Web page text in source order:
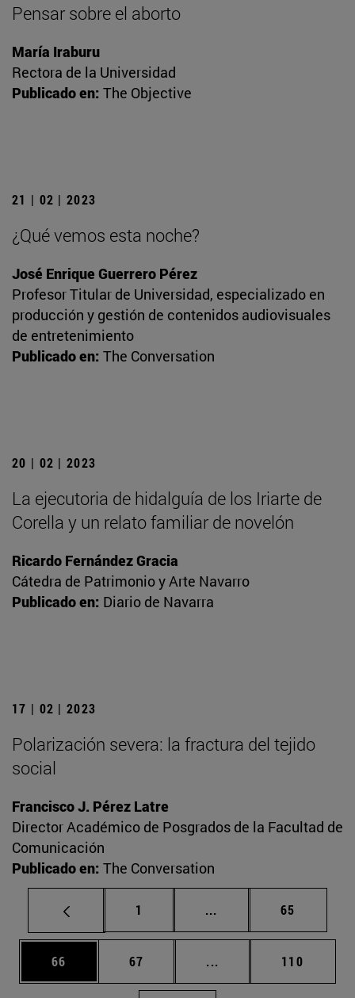
Pensar sobre el aborto
María Iraburu
Rectora de la Universidad
Publicado en: The Objective
21 | 02 | 2023
¿Qué vemos esta noche?
José Enrique Guerrero Pérez
Profesor Titular de Universidad, especializado en
producción y gestión de contenidos audiovisuales
de entretenimiento
Publicado en: The Conversation
20 | 02 | 2023
La ejecutoria de hidalguía de los Iriarte de
Corella y un relato familiar de novelón
Ricardo Fernández Gracia
Cátedra de Patrimonio y Arte Navarro
Publicado en: Diario de Navarra
17 | 02 | 2023
Polarización severa: la fractura del tejido
social
Francisco J. Pérez Latre
Director Académico de Posgrados de la Facultad de
Comunicación
Publicado en: The Conversation
Página
1 ... Páginas intermedias
Página
65
Página
66 Página
67 ... Páginas intermedias
Página
110